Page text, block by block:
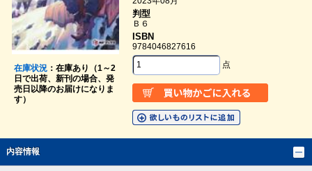
在庫状況：在庫あり（1～2
日で出荷、新刊の場合、発
売日以降のお届けになりま
す）
判型
Ｂ６
ISBN
9784046827616
点
内容情報